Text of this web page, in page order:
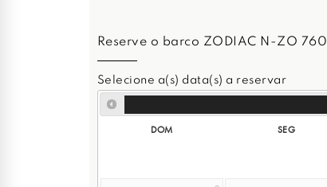
Reserve o barco ZODIAC N-ZO 760
Selecione a(s) data(s) a reservar
DOM SEG